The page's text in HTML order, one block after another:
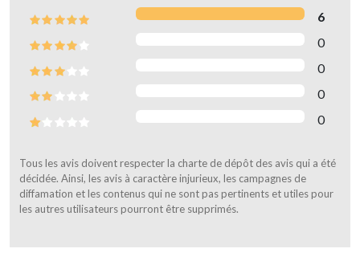
6
0
0
0
0
Tous les avis doivent respecter la charte de dépôt des avis qui a été
décidée. Ainsi, les avis à caractère injurieux, les campagnes de
diffamation et les contenus qui ne sont pas pertinents et utiles pour
les autres utilisateurs pourront être supprimés.